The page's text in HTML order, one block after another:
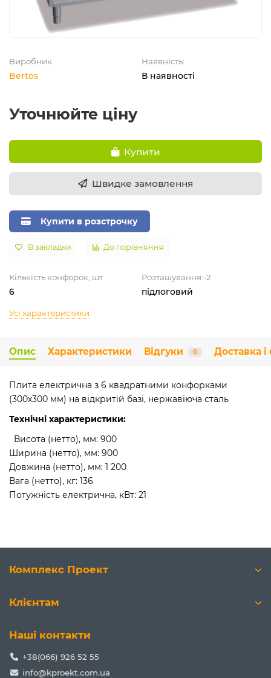
Виробник
Bertos
Наявність:
В наявності
Уточнюйте ціну
Купити
Швидке замовлення
Купити в розстрочку
В закладки До порівняння
Кількість конфорок, шт
6
Розташування:-2
підлоговий
Усі характеристики
Опис Характеристики Відгуки 0 Доставка і
Плита електрична з 6 квадратними конфорками
(300х300 мм) на відкритій базі, нержавіюча сталь
Технічні характеристики:
Висота (нетто), мм: 900
Ширина (нетто), мм: 900
Довжина (нетто), мм: 1 200
Вага (нетто), кг: 136
Потужність електрична, кВт: 21
Комплекс Проект
Клієнтам
Наші контакти
+38(066) 926 52 55
info@kproekt.com.ua